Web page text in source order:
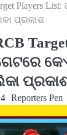
Players
ପ୍ରକାଶ
Reporters Pen